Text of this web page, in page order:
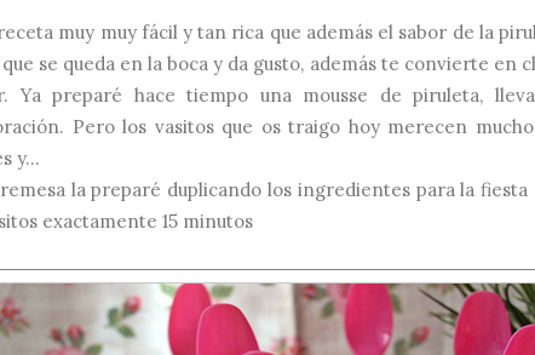
muy muy fácil y tan rica que además el sabor de la
se queda en la boca y da gusto, además te convierte en
Ya preparé hace tiempo una mousse de piruleta,
Pero los vasitos que os traigo hoy merecen
y...
la preparé duplicando los ingredientes para la
exactamente 15 minutos